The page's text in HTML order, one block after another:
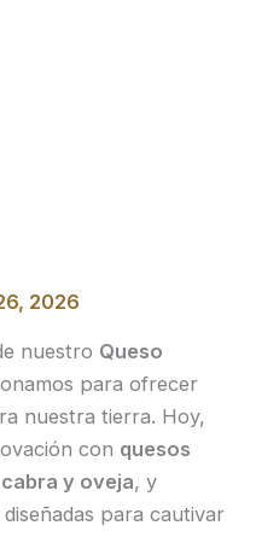
2026
nuestro Queso
para ofrecer
nuestra tierra. Hoy,
con quesos
cabra y oveja, y
para cautivar